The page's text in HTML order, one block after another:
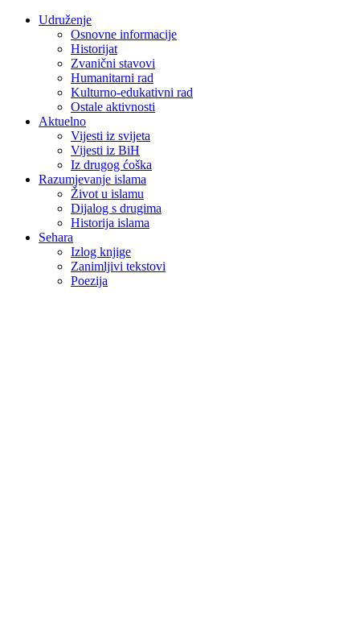
Udruženje
Osnovne informacije
Historijat
Zvanični stavovi
Humanitarni rad
Kulturno-edukativni rad
Ostale aktivnosti
Aktuelno
Vijesti iz svijeta
Vijesti iz BiH
Iz drugog ćoška
Razumjevanje islama
Život u islamu
Dijalog s drugima
Historija islama
Sehara
Izlog knjige
Zanimljivi tekstovi
Poezija